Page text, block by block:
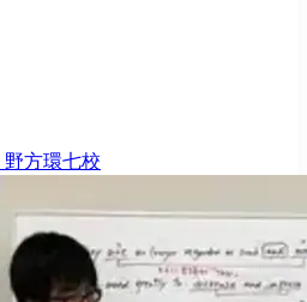
野方環七校